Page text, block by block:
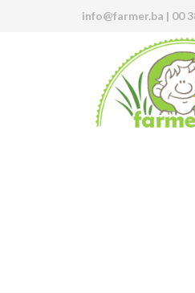
info@farmer.ba | 00